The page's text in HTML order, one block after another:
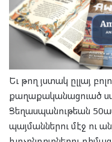
Եւ թող յստակ ըլլայ
քաղաքականացուած
Ցեղասպանութեան
պայմաններու մէջ ու